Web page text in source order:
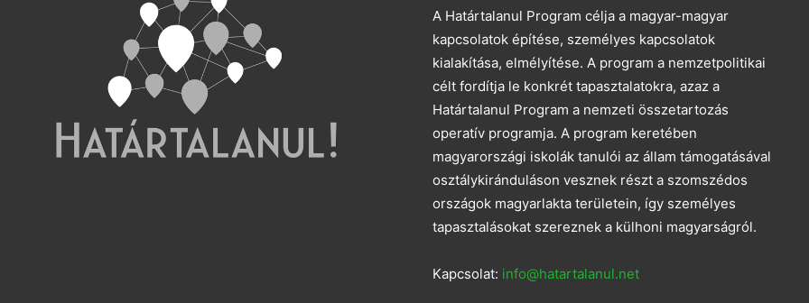
A Határtalanul Program célja a magyar-magyar
kapcsolatok építése, személyes kapcsolatok
kialakítása, elmélyítése. A program a nemzetpolitikai
célt fordítja le konkrét tapasztalatokra, azaz a
Határtalanul Program a nemzeti összetartozás
operatív programja. A program keretében
magyarországi iskolák tanulói az állam támogatásával
osztálykiránduláson vesznek részt a szomszédos
országok magyarlakta területein, így személyes
tapasztalásokat szereznek a külhoni magyarságról.
Kapcsolat: info@hatartalanul.net